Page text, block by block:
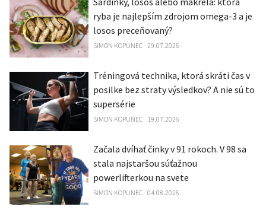
ryba je najlepším zdrojom omega-3 a je
losos preceňovaný?
SIMON KOPUNEC 29.07.2026
Tréningová technika, ktorá skráti čas v
posilke bez straty výsledkov? A nie sú to
supersérie
SIMON KOPUNEC 19.07.2026
Začala dvíhať činky v 91 rokoch. V 98 sa
stala najstaršou súťažnou
powerlifterkou na svete
SIMON KOPUNEC 04.08.2026